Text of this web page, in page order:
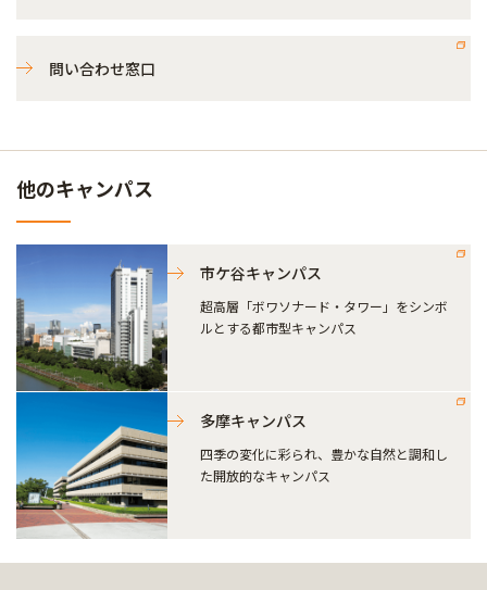
問い合わせ窓口
他のキャンパス
市ケ谷キャンパス
超高層「ボワソナード・タワー」をシンボ
ルとする都市型キャンパス
多摩キャンパス
四季の変化に彩られ、豊かな自然と調和し
た開放的なキャンパス